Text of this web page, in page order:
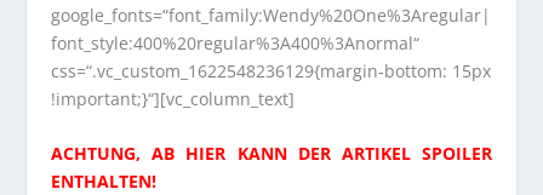
google_fonts=“font_family:Wendy%20One%3Aregular|
font_style:400%20regular%3A400%3Anormal“
css=“.vc_custom_1622548236129{margin-bottom: 15px
!important;}“][vc_column_text]
ACHTUNG, AB HIER KANN DER ARTIKEL SPOILER
ENTHALTEN!